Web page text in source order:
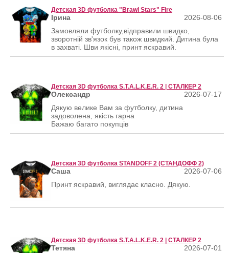
Детская 3D футболка "Brawl Stars" Fire
Ірина
2026-08-06
Замовляли футболку,відправили швидко,
зворотній зв'язок був також швидкий. Дитина була
в захваті. Шви якісні, принт яскравий.
Детская 3D футболка S.T.A.L.K.E.R. 2 | СТАЛКЕР 2
Олександр
2026-07-17
Дякую велике Вам за футболку, дитина
задоволена, якість гарна
Бажаю багато покупців
Детская 3D футболка STANDOFF 2 (СТАНДОФФ 2)
Саша
2026-07-06
Принт яскравий, виглядає класно. Дякую.
Детская 3D футболка S.T.A.L.K.E.R. 2 | СТАЛКЕР 2
Тетяна
2026-07-01